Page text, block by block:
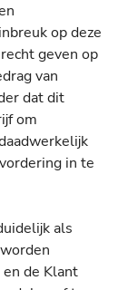
op deze
geven op
van
dat dit
om
in te
als
de Klant